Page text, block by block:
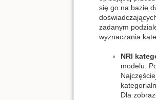
się go na bazie
zadanym
wyznaczania
NRI
modelu.
Dla